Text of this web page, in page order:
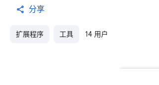
分享
扩展程序 工具 14 用户